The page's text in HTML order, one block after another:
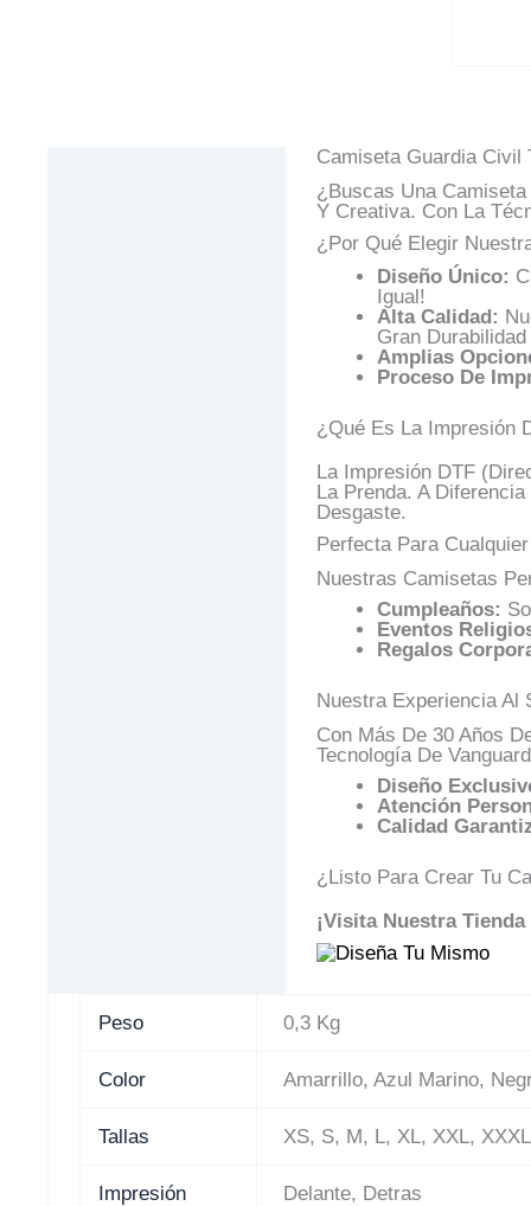
Camiseta Guardia Civil
¿Buscas Una
Y Creativa. Con La
¿Por Qué Elegir
Diseño Único:
Igual!
Alta Calidad:
Gran
Amplias
Proceso De
¿Qué Es La Impresión
La Impresión DTF
La Prenda. A
Desgaste.
Perfecta Para
Nuestras Camisetas
Cumpleaños:
Eventos
Regalos
Nuestra Experiencia Al
Con Más De 30 Años
Tecnología De
Diseño
Atención
Calidad
¿Listo Para Crear Tu
¡Visita Nuestra
Peso 0,3 Kg
Color Amarrillo, Azul Marino,
Tallas XS, S, M, L, XL, XXL, XXXL
Impresión Delante, Detras